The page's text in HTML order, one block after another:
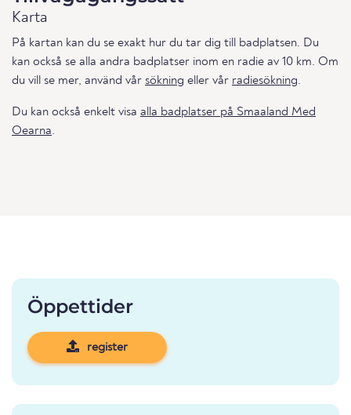
Karta
På kartan kan du se exakt hur du tar dig till badplatsen. Du
kan också se alla andra badplatser inom en radie av 10 km. Om
du vill se mer, använd vår sökning eller vår radiesökning.
Du kan också enkelt visa alla badplatser på Smaaland Med
Oearna.
Öppettider
register